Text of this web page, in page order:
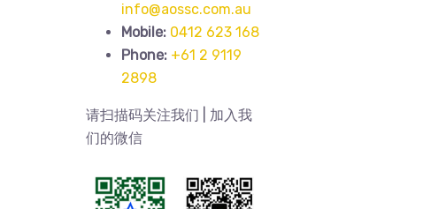
info@aossc.com.au
Mobile: 0412 623 168
Phone: +61 2 9119
2898
请扫描码关注我们 | 加入我
们的微信